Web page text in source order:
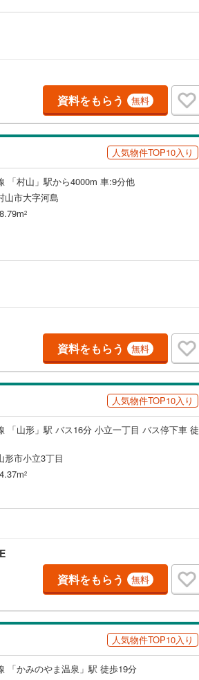
資料をもらう 無料
人気物件TOP10入り
「村山」駅から4000m 車:9分他
山市大字河島
2
資料をもらう 無料
人気物件TOP10入り
「山形」駅 バス16分 小立一丁目 バス停下車 徒
形市小立3丁目
2
資料をもらう 無料
人気物件TOP10入り
「かみのやま温泉」駅 徒歩19分